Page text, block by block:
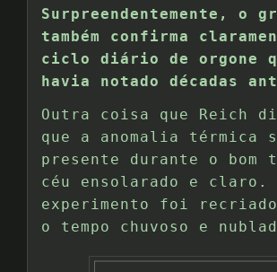
Surpreendentemente, o
também confirma
ciclo diário de orgone
havia notado décadas
Outra coisa que Reich
que a anomalia térmica
presente durante o bom
céu ensolarado e claro.
experimento foi
o tempo chuvoso e